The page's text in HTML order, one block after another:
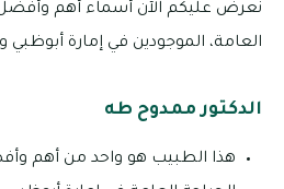
نعرض عليكم الآن أسماء أهم
العامة، الموجودين في إمارة أبوظبي
الدكتور ممدوح طه
هذا الطبيب هو واحد من أهم